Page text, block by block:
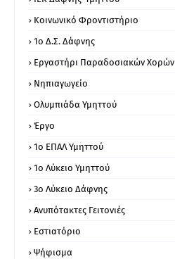
Κοινωνικό Φροντιστήριο
1ο Δ.Σ. Δάφνης
Εργαστήρι Παραδοσιακών Χορών
Νηπιαγωγείο
Ολυμπιάδα Υμηττού
Έργο
1o ΕΠΑΛ Υμηττού
1ο Λύκειο Υμηττού
3ο Λύκειο Δάφνης
Ανυπότακτες Γειτονιές
Εστιατόριο
Ψήφισμα